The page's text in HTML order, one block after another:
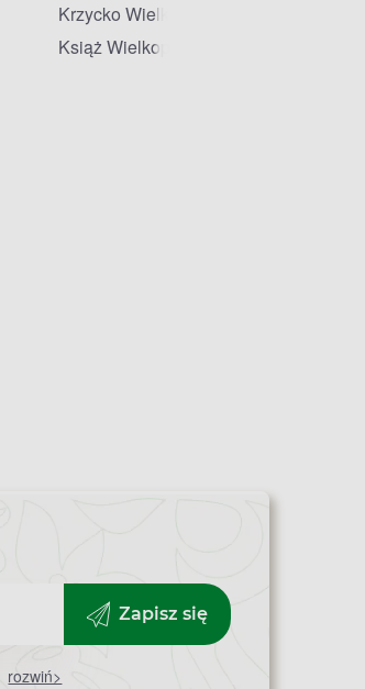
Krzycko Wielkie
Książ Wielkopolski
Zapisz się
rozwiń>